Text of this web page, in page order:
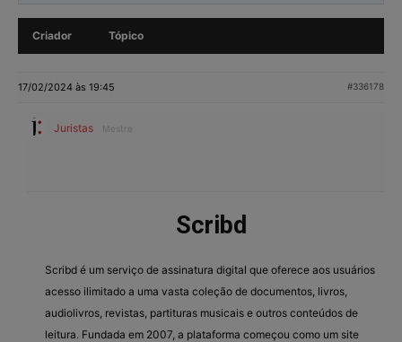
Criador Tópico
17/02/2024 às 19:45 #336178
Juristas Mestre
Scribd
Scribd é um serviço de assinatura digital que oferece aos usuários
acesso ilimitado a uma vasta coleção de documentos, livros,
audiolivros, revistas, partituras musicais e outros conteúdos de
leitura. Fundada em 2007, a plataforma começou como um site